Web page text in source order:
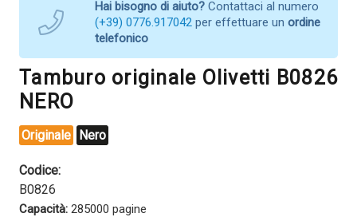
Hai bisogno di aiuto? Contattaci al numero
(+39) 0776.917042 per effettuare un ordine
telefonico
Tamburo originale Olivetti B0826
NERO
Originale Nero
Codice:
B0826
Capacità: 285000 pagine